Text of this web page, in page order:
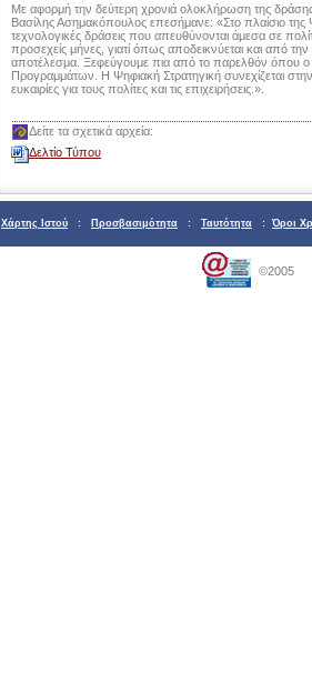
Με αφορμή την δεύτερη χρονιά ολοκλήρωση της
Βασίλης Ασημακόπουλος επεσήμανε: «Στο πλαίσιο
τεχνολογικές δράσεις που απευθύνονται άμεσα σε
προσεχείς μήνες, γιατί όπως αποδεικνύεται και από
αποτέλεσμα. Ξεφεύγουμε πια από το παρελθόν όπου ο
Προγραμμάτων. Η Ψηφιακή Στρατηγική συνεχίζεται
ευκαιρίες για τους πολίτες και τις επιχειρήσεις.».
Δείτε τα σχετικά αρχεία:
Δελτίο Τύπου
Χάρτης Ιστού : Προσβασιμότητα : Ταυτότητα : Όροι
©2005